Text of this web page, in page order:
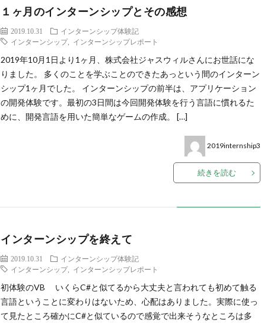
１ヶ月のインターンシップとその感想
2019.10.31
インターンシップ体験記
インターンシップ, インターンシップレポート
2019年10月1日より1ヶ月、株式会社ジャスウィルさんにお世話にな
りました。 多くのことを学ぶことのできたあっという間のインターン
シップ1ヶ月でした。 インターンシップの前半は、アプリケーション
の開発体験です。最初の3日間は今回開発体験を行う言語に慣れるた
めに、開発言語を用いた簡単なゲームの作成。 […]
2019internship3
続きを読む
インターンシップを終えて
2019.10.31
インターンシップ体験記
インターンシップ, インターンシップレポート
初体験のVB いくらC#と似てるから大丈夫と言われても初めて触る
言語ということに変わりはないため、心配はありました。実際に使っ
て見たところ確かにC#と似ているので感覚で出来そうなところは多